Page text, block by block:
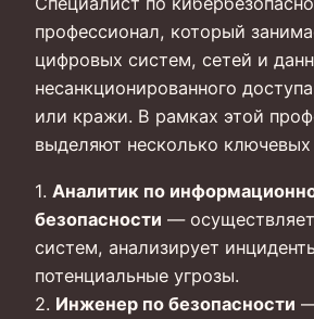
профессионал, который
цифровых систем, сетей и
несанкционированного
или кражи. В рамках этой
выделяют несколько
1. Аналитик по
безопасности —
систем, анализирует
потенциальные угрозы.
2. Инженер по безопасности